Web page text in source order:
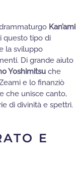
Kan’ami
questo tipo di
la sviluppo
Di grande aiuto
Yoshimitsu che
e lo finanziò
che unisce canto,
di divinità e spettri.
E